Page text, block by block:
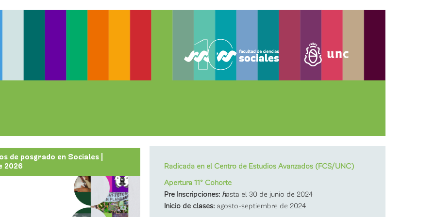
de posgrado en Sociales |
2026
Segundo semestre 2026
Radicada en el Centro de Estudios Avanzados (FCS/UNC)
Apertura 11° Cohorte
Pre Inscripciones: hasta el 30 de junio de 2024
Inicio de clases: agosto-septiembre de 2024